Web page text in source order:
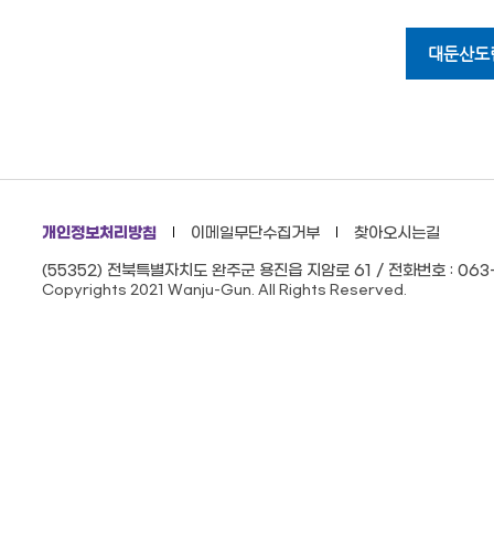
대둔산
개인정보처리방침 이메일무단수집거부
찾아오시는길
(55352) 전북특별자치도 완주군 용진읍 지암로 61 / 전화번호 :
Copyrights 2021 Wanju-Gun. All Rights Reserved.